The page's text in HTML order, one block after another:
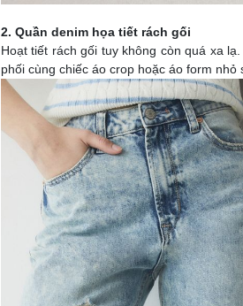
2. Quần denim họa tiết rách gối
Hoạt tiết rách gối tuy không còn quá xa
phối cùng chiếc áo crop hoặc áo form nhỏ